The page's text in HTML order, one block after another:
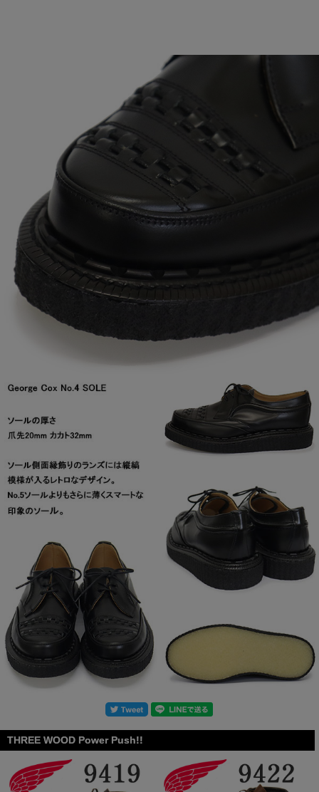
THREE WOOD Power Push!!